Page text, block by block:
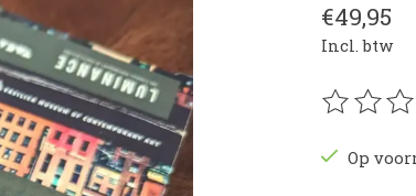
€49,95
Incl. btw
De
Op